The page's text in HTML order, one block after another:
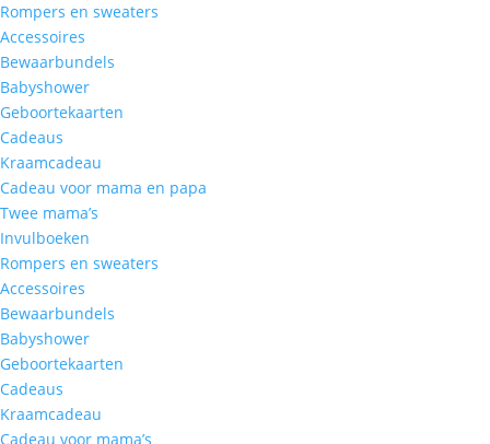
Rompers en sweaters
Accessoires
Bewaarbundels
Babyshower
Geboortekaarten
Cadeaus
Kraamcadeau
Cadeau voor mama en papa
Twee mama’s
Invulboeken
Rompers en sweaters
Accessoires
Bewaarbundels
Babyshower
Geboortekaarten
Cadeaus
Kraamcadeau
Cadeau voor mama’s